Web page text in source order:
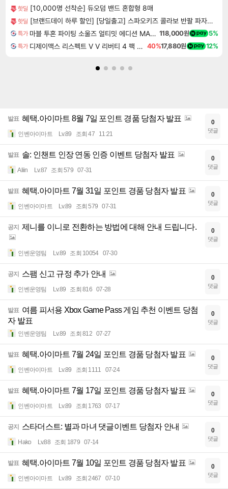
핫딜 [10,000명 선착순] 듀오덤 밴드 혼합형 8매
핫딜 [브랜드데이 하루 할인] [당일출고] 스파오키즈 콜라보 반팔 파자마 모음
특가 마블 투혼 파이팅 소울즈 얼티밋 에디션 MARVEL Tokon Fighting Souls Ultimate Edition 118,000원 5%
특가 디제이맥스 리스펙트 V V 리버티 4 팩 DJMAX RESPECT V V Liberty 4 Pack DLC 40%17,880원 12%
발표 혜택.아이마트 8월 7일 포인트 경품 당첨자 발표
인벤아이마트 Lv.89 조회 47 11:21
0
댓글
발표 솔: 인챈트 인장 연동 인증 이벤트 당첨자 발표
Aliin Lv.87 조회 579 07-31
0
댓글
발표 혜택.아이마트 7월 31일 포인트 경품 당첨자 발표
인벤아이마트 Lv.89 조회 579 07-31
0
댓글
공지 제니를 이니로 전환하는 방법에 대해 안내 드립니다.
인벤운영팀 Lv.89 조회 10054 07-30
0
댓글
공지 스팸 신고 규정 추가 안내
인벤운영팀 Lv.89 조회 816 07-28
0
댓글
발표 여름 피서용 Xbox Game Pass 게임 추천 이벤트 당첨
자 발표
인벤운영팀 Lv.89 조회 812 07-27
0
댓글
발표 혜택.아이마트 7월 24일 포인트 경품 당첨자 발표
인벤아이마트 Lv.89 조회 1111 07-24
0
댓글
발표 혜택.아이마트 7월 17일 포인트 경품 당첨자 발표
인벤아이마트 Lv.89 조회 1763 07-17
0
댓글
공지 스타더스트: 별과 마녀 댓글이벤트 당첨자 안내
Hako Lv.88 조회 1879 07-14
0
댓글
발표 혜택.아이마트 7월 10일 포인트 경품 당첨자 발표
인벤아이마트 Lv.89 조회 2467 07-10
0
댓글